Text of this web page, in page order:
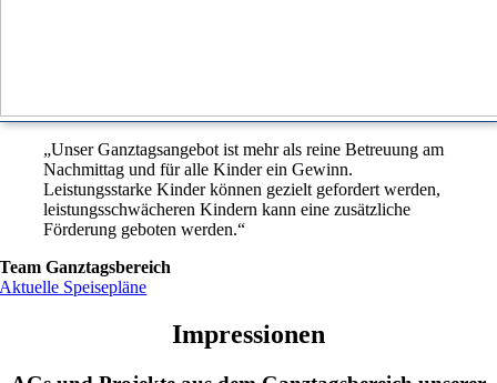
„Unser Ganztagsangebot ist mehr als reine Betreuung am
Nachmittag und für alle Kinder ein Gewinn.
Leistungsstarke Kinder können gezielt gefordert werden,
leistungsschwächeren Kindern kann eine zusätzliche
Förderung geboten werden.“
Team Ganztagsbereich
Aktuelle Speisepläne
Impressionen